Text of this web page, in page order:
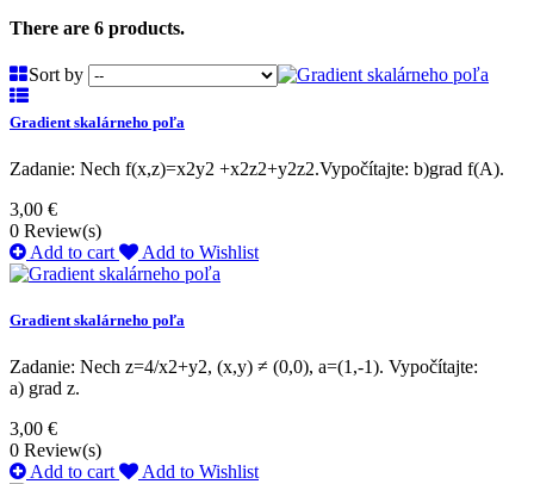
There are 6 products.
Sort by
Gradient skalárneho poľa
Zadanie: Nech f(x,z)=x2y2 +x2z2+y2z2.Vypočítajte: b)grad f(A).
3,00 €
0 Review(s)
Add to cart
Add to Wishlist
Gradient skalárneho poľa
Zadanie: Nech z=4/x2+y2, (x,y) ≠ (0,0), a=(1,-1). Vypočítajte:
a) grad z.
3,00 €
0 Review(s)
Add to cart
Add to Wishlist